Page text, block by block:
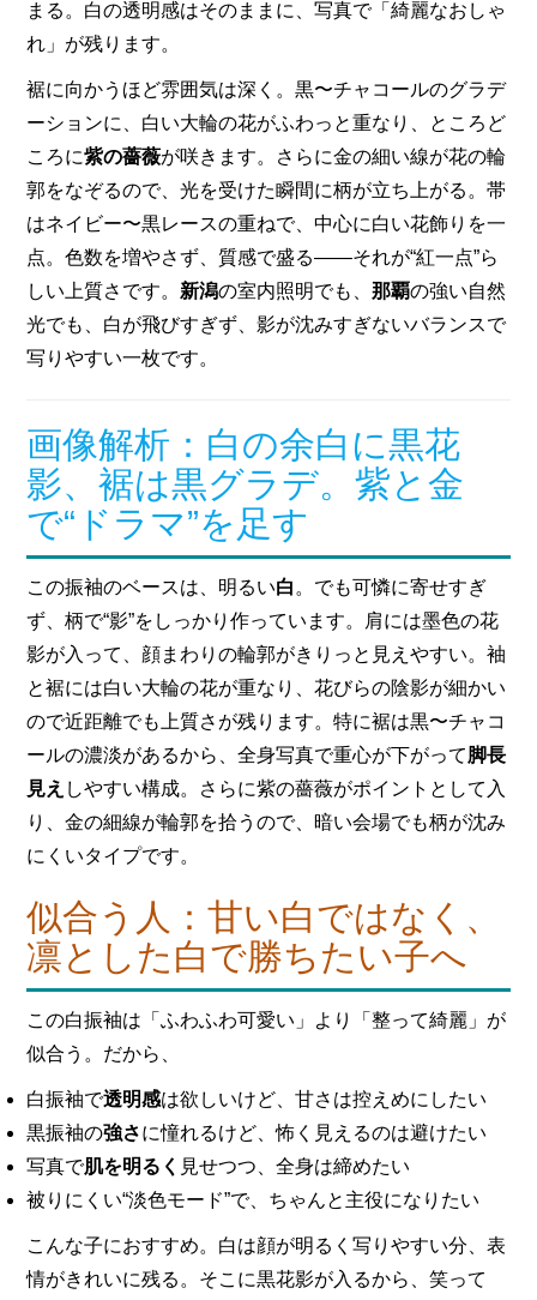
まる。白の透明感はそのままに、写真で「綺麗なおしゃ
れ」が残ります。
裾に向かうほど雰囲気は深く。黒〜チャコールのグラデ
ーションに、白い大輪の花がふわっと重なり、ところど
ころに紫の薔薇が咲きます。さらに金の細い線が花の輪
郭をなぞるので、光を受けた瞬間に柄が立ち上がる。帯
はネイビー〜黒レースの重ねで、中心に白い花飾りを一
点。色数を増やさず、質感で盛る——それが“紅一点”ら
しい上質さです。 新潟の室内照明でも、那覇の強い自然
光でも、白が飛びすぎず、影が沈みすぎないバランスで
写りやすい一枚です。
画像解析：白の余白に黒花
影、裾は黒グラデ。紫と金
で“ドラマ”を足す
この振袖のベースは、明るい白 。でも可憐に寄せすぎ
ず、柄で“影”をしっかり作っています。肩には墨色の花
影が入って、顔まわりの輪郭がきりっと見えやすい。袖
と裾には白い大輪の花が重なり、花びらの陰影が細かい
ので近距離でも上質さが残ります。特に裾は黒〜チャコ
ールの濃淡があるから、全身写真で重心が下がって脚長
見え しやすい構成。さらに紫の薔薇がポイントとして入
り、金の細線が輪郭を拾うので、暗い会場でも柄が沈み
にくいタイプです。
似合う人：甘い白ではなく、
凛とした白で勝ちたい子へ
この白振袖は「ふわふわ可愛い」より「整って綺麗」が
似合う。だから、
白振袖で透明感は欲しいけど、甘さは控えめにしたい
黒振袖の強さに憧れるけど、怖く見えるのは避けたい
写真で肌を明るく 見せつつ、全身は締めたい
被りにくい“淡色モード”で、ちゃんと主役になりたい
こんな子におすすめ。白は顔が明るく写りやすい分、表
情がきれいに残る。そこに黒花影が入るから、笑って